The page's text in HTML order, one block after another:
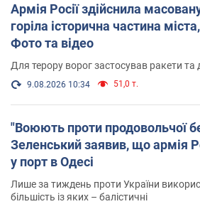
Армія Росії здійснила
горіла історична частина
Фото та відео
Для терору ворог застосував ракети та
9.08.2026 10:34 51,0 т.
"Воюють проти продовольчої
Зеленський заявив, що армія
у порт в Одесі
Лише за тиждень проти України
більшість із яких – балістичні